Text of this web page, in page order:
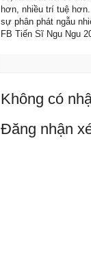
hơn, nhiều trí tuệ
sự phân phát ngẫu
FB Tiến Sĩ Ngu Ngu
Không có
Đăng nhận